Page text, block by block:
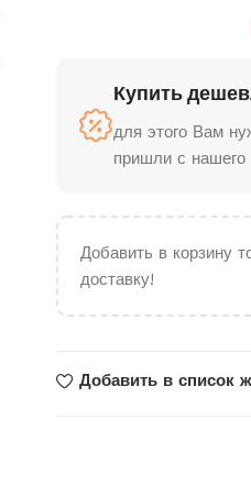
Купить
для этого Вам
пришли с нашего
Добавить в корзину
доставку!
Добавить в список